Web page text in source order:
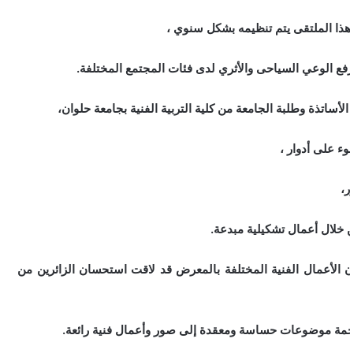
الملتقى يتم تنظيمه بشكل سنوي ،
الوعي السياحى والأثري لدى فئات المجتمع المختلفة.
وطلبة الجامعة من كلية التربية الفنية بجامعة حلوان،
على أدوار ،
خلال أعمال تشكيلية مبدعة.
الفنية المختلفة بالمعرض قد لاقت استحسان الزائرين من
موضوعات حساسة ومعقدة إلى صور وأعمال فنية رائعة.